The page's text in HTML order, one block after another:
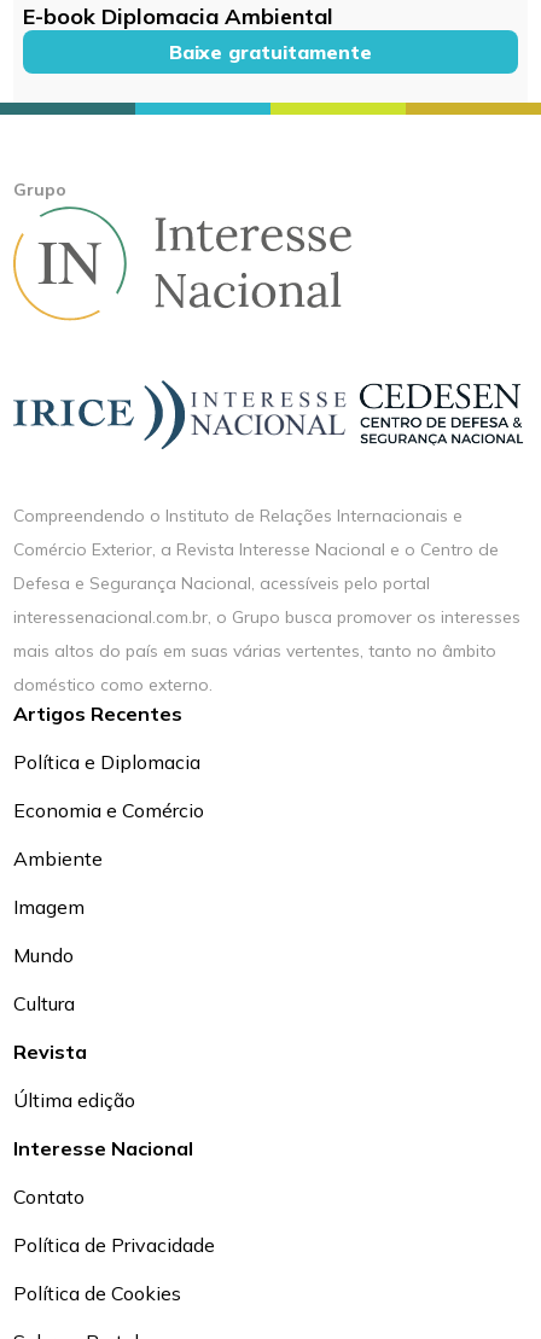
E-book Diplomacia Ambiental
Baixe gratuitamente
Grupo
Compreendendo o Instituto de Relações Internacionais e
Comércio Exterior, a Revista Interesse Nacional e o Centro de
Defesa e Segurança Nacional, acessíveis pelo portal
interessenacional.com.br, o Grupo busca promover os interesses
mais altos do país em suas várias vertentes, tanto no âmbito
doméstico como externo.
Artigos Recentes
Política e Diplomacia
Economia e Comércio
Ambiente
Imagem
Mundo
Cultura
Revista
Última edição
Interesse Nacional
Contato
Política de Privacidade
Política de Cookies